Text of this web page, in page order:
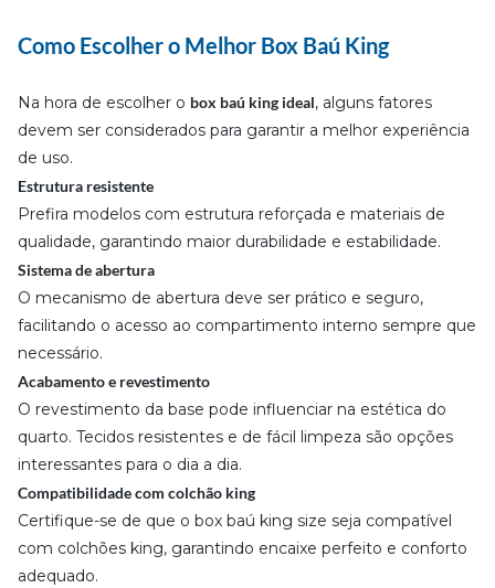
Como Escolher o Melhor Box Baú King
Na hora de escolher o box baú king ideal, alguns fatores
devem ser considerados para garantir a melhor experiência
de uso.
Estrutura resistente
Prefira modelos com estrutura reforçada e materiais de
qualidade, garantindo maior durabilidade e estabilidade.
Sistema de abertura
O mecanismo de abertura deve ser prático e seguro,
facilitando o acesso ao compartimento interno sempre que
necessário.
Acabamento e revestimento
O revestimento da base pode influenciar na estética do
quarto. Tecidos resistentes e de fácil limpeza são opções
interessantes para o dia a dia.
Compatibilidade com colchão king
Certifique-se de que o box baú king size seja compatível
com colchões king, garantindo encaixe perfeito e conforto
adequado.